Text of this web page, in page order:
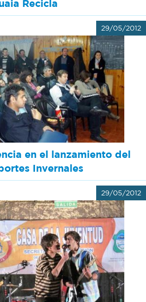
Recicla
29/05/2012
en el lanzamiento del
Invernales
29/05/2012